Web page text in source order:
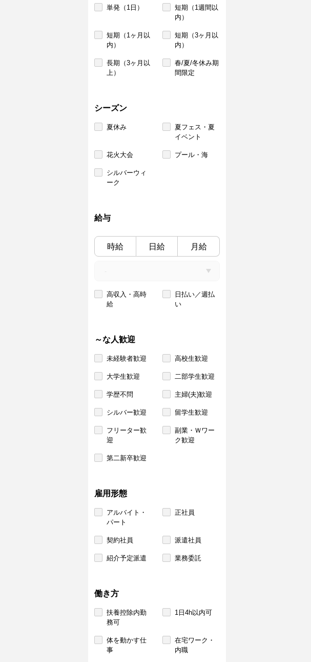
単発（1日）
短期（1週間以
内）
短期（1ヶ月以
内）
短期（3ヶ月以
内）
長期（3ヶ月以
上）
春/夏/冬休み期
間限定
シーズン
夏休み
夏フェス・夏
イベント
花火大会 プール・海
シルバーウィ
ーク
給与
時給 日給 月給
高収入・高時
給
日払い／週払
い
～な人歓迎
未経験者歓迎 高校生歓迎
大学生歓迎 二部学生歓迎
学歴不問 主婦(夫)歓迎
シルバー歓迎 留学生歓迎
フリーター歓
迎
副業・Ｗワー
ク歓迎
第二新卒歓迎
雇用形態
アルバイト・
パート
正社員
契約社員 派遣社員
紹介予定派遣 業務委託
働き方
扶養控除内勤
務可
1日4h以内可
体を動かす仕
事
在宅ワーク・
内職